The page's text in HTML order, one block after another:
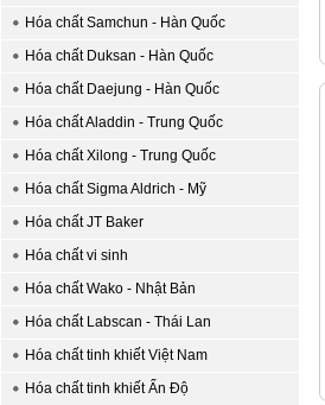
Hóa chất Samchun - Hàn Quốc
Hóa chất Duksan - Hàn Quốc
Hóa chất Daejung - Hàn Quốc
Hóa chất Aladdin - Trung Quốc
Hóa chất Xilong - Trung Quốc
Hóa chất Sigma Aldrich - Mỹ
Hóa chất JT Baker
Hóa chất vi sinh
Hóa chất Wako - Nhật Bản
Hóa chất Labscan - Thái Lan
Hóa chất tinh khiết Việt Nam
Hóa chất tinh khiết Ấn Độ